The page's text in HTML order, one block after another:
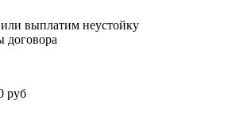
выплатим неустойку
договора
руб